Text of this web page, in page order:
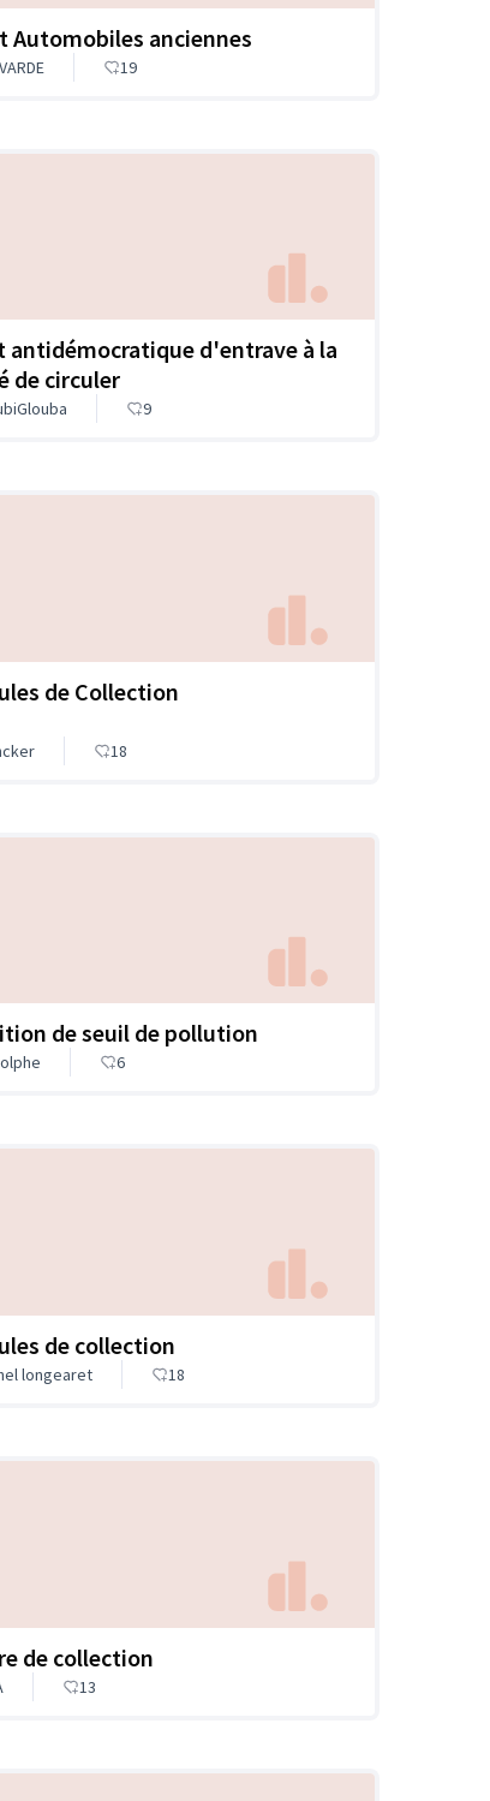
Automobiles anciennes
19
antidémocratique d'entrave à la
de circuler
9
de Collection
18
de seuil de pollution
6
de collection
longearet 18
de collection
13